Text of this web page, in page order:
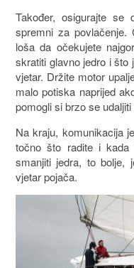
Također, osigurajte
spremni za
loša da očekujete
skratiti glavno jedro i
vjetar. Držite motor
malo potiska naprijed
pomogli si brzo se
Na kraju, komunikacija
točno što radite i kada
smanjiti jedra, to bolje,
vjetar pojača.